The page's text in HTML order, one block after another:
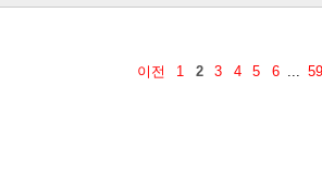
이전 1 2 3 4 5 6